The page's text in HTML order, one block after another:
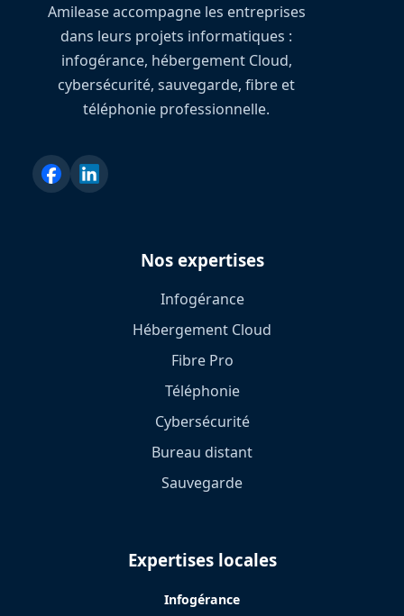
Amilease accompagne les entreprises
dans leurs projets informatiques :
infogérance, hébergement Cloud,
cybersécurité, sauvegarde, fibre et
téléphonie professionnelle.
Nos expertises
Infogérance
Hébergement Cloud
Fibre Pro
Téléphonie
Cybersécurité
Bureau distant
Sauvegarde
Expertises locales
Infogérance